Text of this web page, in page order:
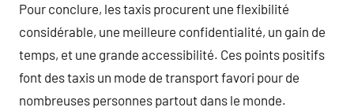
Pour conclure, les taxis procurent une flexibilité
considérable, une meilleure confidentialité, un gain de
temps, et une grande accessibilité. Ces points positifs
font des taxis un mode de transport favori pour de
nombreuses personnes partout dans le monde.